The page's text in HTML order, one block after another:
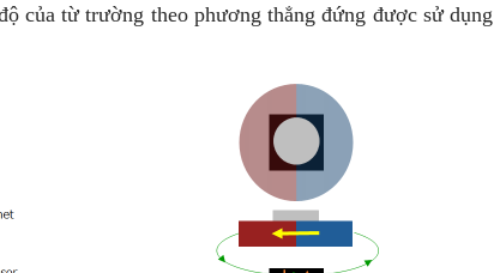
của từ trường theo phương thẳng đứng được sử dụng